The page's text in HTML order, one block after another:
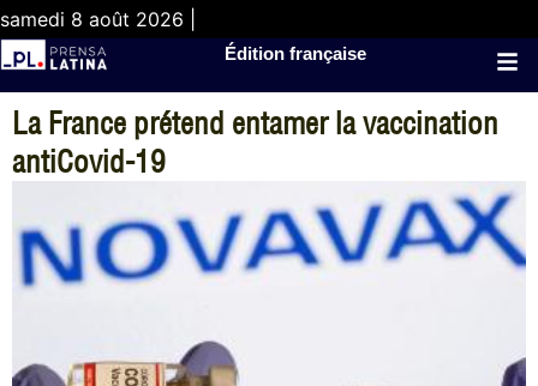
samedi 8 août 2026 |
Édition française
La France prétend entamer la vaccination
antiCovid-19